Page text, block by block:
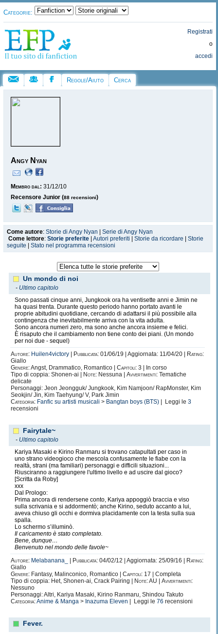
Categorie:
Registrati
o
accedi
Regole/Aiuto Cerca
Angy Nyan
Membro dal: 31/12/10
Recensore Junior (88 recensioni)
Come autore: Storie di Angy Nyan
Serie di Angy Nyan
Come lettore: Storie preferite Autori preferiti Storie da ricordare
Storie
seguite
Stato nel programma recensioni
Un mondo di noi
- Ultimo capitolo
Sono passati cinque anni, Jungkook ora ha ventisette anni e Jimin ne
ha quasi trenta. Durante questo periodo hanno portato avanti le
proprie abitudini quotidiane, cercando di adattarsi il più possibile alla
contingenza che inevitabilmente arriva con la vita adulta.
Sono ancora numeri zero, ma sono anche ancora insieme e felici.
È risaputo che il cambiamento non tiene conto dei piani. (Un mondo
per noi due - sequel)
Autore: Huilen4victory Pubblicata: 01/06/19 | Aggiornata: 11/04/20 |
Rating:
Giallo
Genere:Angst, Drammatico, Romantico | Capitoli: 3 | In corso
Tipo di coppia: Shonen-ai |
Note: Nessuna | Avvertimenti: Tematiche
delicate
Personaggi: Jeon Jeongguk/ Jungkook, Kim Namjoon/ RapMonster, Kim
Seokjin/ Jin, Kim Taehyung/ V, Park Jimin
Categoria: Fanfic su artisti musicali > Bangtan boys (BTS) | Leggi le 3
recensioni
Fairytale~
- Ultimo capitolo
Kariya Masaki e Kirino Ranmaru si trovano catapultati per caso in
uno strano videogioco che mescola confusamente le fiabe con la
realtà, strani (ma familiari) personaggi e difficili situazioni...
Riusciranno a raggiungere l'ultimo livello e ad uscire dal gioco?
[Scritta da Roby]
xxx
Dal Prologo:
Prima ancora di rendersene conto, Kariya appoggiò braccia e viso
sulla scrivania e si addormentò; anche Kirino, seduto accanto a lui,
aveva chiuso gli occhi e dormiva placidamente con la testa sulla sua
spalla.
Lo schermo s’illuminò.
Il caricamento è stato completato.
Bene, dunque…
Benvenuto nel mondo delle favole~
Autore: Melabanana_ Pubblicata: 04/02/12 | Aggiornata: 25/09/16 |
Rating:
Giallo
Genere: Fantasy, Malinconico, Romantico | Capitoli: 17 | Completa
Tipo di coppia: Het, Shonen-ai, Crack Pairing |
Note:AU | Avvertimenti:
Nessuno
Personaggi: Altri, Kariya Masaki, Kirino Ranmaru, Shindou Takuto
Categoria:Anime & Manga > Inazuma Eleven | Leggi le 76 recensioni
Fever.